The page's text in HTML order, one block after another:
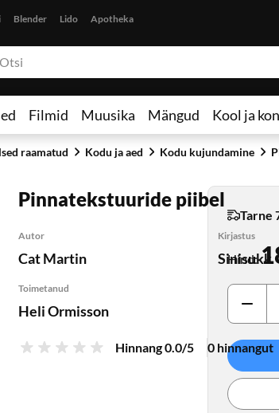
Blender Lido Apotheka
Filmid Muusika Mängud Kool ja
raamatud Kodu ja aed Kodu kujundamine
Pinnatekstuuride piibel
Autor
Cat Martin
Kirjastus
Sinisukk
Toimetanud
Heli Ormisson
Hinnang 0.0/5 0 hinnangut
Tarne
Hind: